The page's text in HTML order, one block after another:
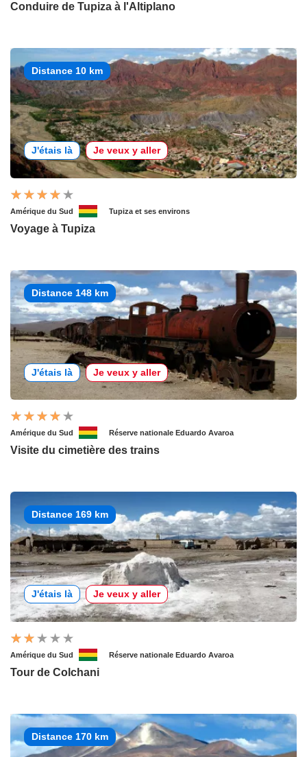
Conduire de Tupiza à l'Altiplano
Distance 10 km
J'étais là Je veux y aller
Amérique du Sud Tupiza et ses environs
Voyage à Tupiza
Distance 148 km
J'étais là Je veux y aller
Amérique du Sud Réserve nationale Eduardo Avaroa
Visite du cimetière des trains
Distance 169 km
J'étais là Je veux y aller
Amérique du Sud Réserve nationale Eduardo Avaroa
Tour de Colchani
Distance 170 km